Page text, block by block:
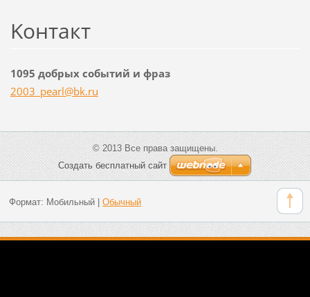
Koнтакт
1095 добрых событий и фраз
2003_pearl@bk.ru
© 2013 Все права защищены.
Создать бесплатный сайт
Формат: Мобильный| Обычный